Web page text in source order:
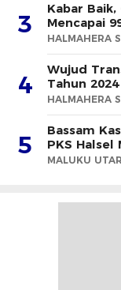
3
Kabar Baik,
Mencapai
HALMAHERA
4
Wujud
Tahun 2024
HALMAHERA
5
Bassam
PKS Halsel
MALUKU